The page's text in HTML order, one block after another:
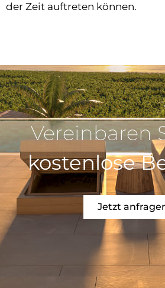
der Zeit auftreten können.
Vereinbaren
kostenlose
Jetzt